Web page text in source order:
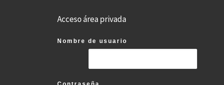
Acceso área privada
Nombre de usuario